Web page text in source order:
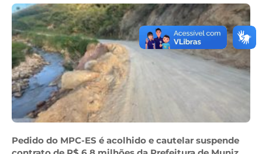
Pedido do MPC-ES é acolhido e cautelar suspende